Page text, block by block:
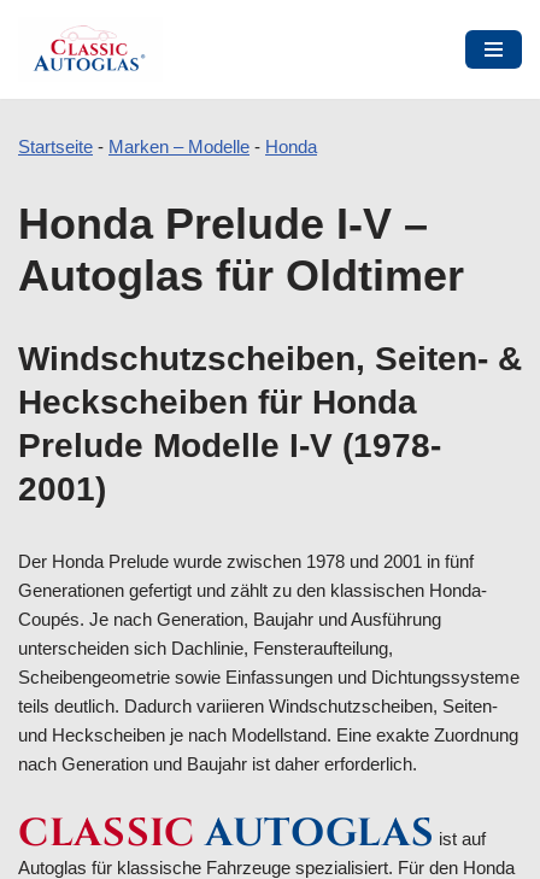
Inhalt
Startseite - Marken – Modelle - Honda
Honda Prelude I-V –
Autoglas für Oldtimer
Windschutzscheiben, Seiten- &
Heckscheiben für Honda
Prelude Modelle I-V (1978-
2001)
Der Honda Prelude wurde zwischen 1978 und 2001 in fünf
Generationen gefertigt und zählt zu den klassischen Honda-
Coupés. Je nach Generation, Baujahr und Ausführung
unterscheiden sich Dachlinie, Fensteraufteilung,
Scheibengeometrie sowie Einfassungen und Dichtungssysteme
teils deutlich. Dadurch variieren Windschutzscheiben, Seiten-
und Heckscheiben je nach Modellstand. Eine exakte Zuordnung
nach Generation und Baujahr ist daher erforderlich.
CLASSIC AUTOGLAS ist auf
Autoglas für klassische Fahrzeuge spezialisiert. Für den Honda